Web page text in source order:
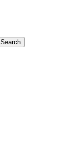
Search